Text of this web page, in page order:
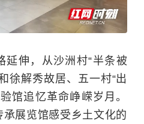
延伸，从沙洲村“半条被
徐解秀故居、五一村“出
馆追忆革命峥嵘岁月。
展览馆感受乡土文化的